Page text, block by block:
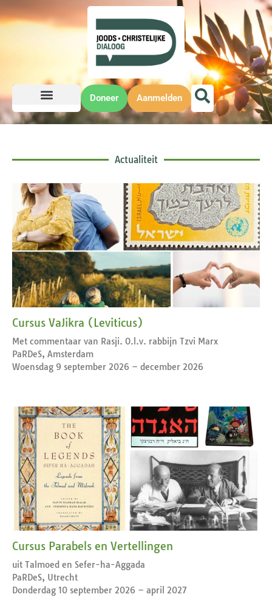
Doneer Aanmelden
Actualiteit
Cursus VaJikra (Leviticus)
Met commentaar van Rasji. O.l.v. rabbijn Tzvi Marx
PaRDeS, Amsterdam
Woensdag 9 september 2026 – december 2026
Cursus Parabels en Vertellingen
uit Talmoed en Sefer-ha-Aggada
PaRDeS, Utrecht
Donderdag 10 september 2026 – april 2027